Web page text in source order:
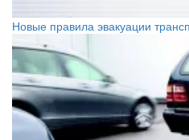
Новые правила эвакуации